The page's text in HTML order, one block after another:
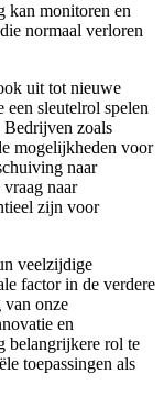
kan monitoren en
normaal verloren
uit tot nieuwe
sleutelrol spelen
zoals
mogelijkheden voor
naar
naar
zijn voor
veelzijdige
factor in de verdere
van onze
en
belangrijkere rol te
toepassingen als